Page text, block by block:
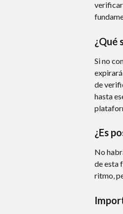
verificar
¿Qué
Si no
de
hasta
¿Es
No
de esta
ritmo,